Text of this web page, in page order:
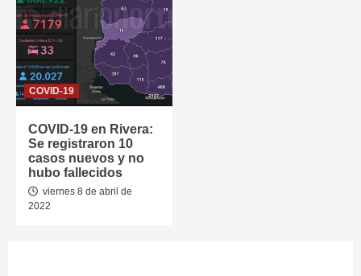
COVID-19
COVID-19 en Rivera:
Se registraron 10
casos nuevos y no
hubo fallecidos
viernes 8 de abril de
2022